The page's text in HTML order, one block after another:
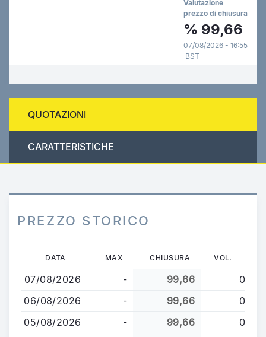
Valutazione
prezzo di chiusura
% 99,66
07/08/2026 - 16:55
BST
QUOTAZIONI
CARATTERISTICHE
PREZZO STORICO
contenuto
principale
DATA MAX CHIUSURA VOL.
07/08/2026 - 99,66
0
06/08/2026
- 99,66
0
05/08/2026
- 99,66
0